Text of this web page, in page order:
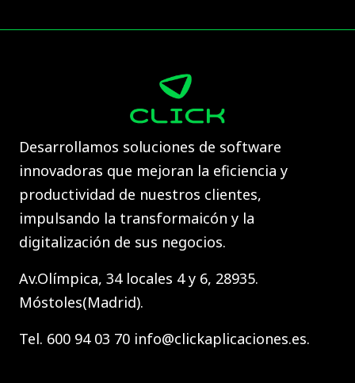
Desarrollamos soluciones de software
innovadoras que mejoran la eficiencia y
productividad de nuestros clientes,
impulsando la transformaicón y la
digitalización de sus negocios.
Av.Olímpica, 34 locales 4 y 6, 28935.
Móstoles(Madrid).
Tel. 600 94 03 70 info@clickaplicaciones.es.